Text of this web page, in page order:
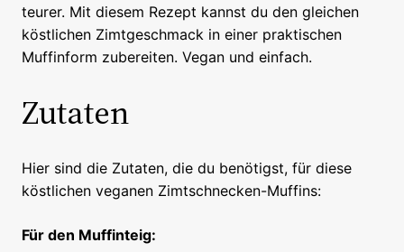
teurer. Mit diesem Rezept kannst du den gleichen
köstlichen Zimtgeschmack in einer praktischen
Muffinform zubereiten. Vegan und einfach.
Zutaten
Hier sind die Zutaten, die du benötigst, für diese
köstlichen veganen Zimtschnecken-Muffins:
Für den Muffinteig: